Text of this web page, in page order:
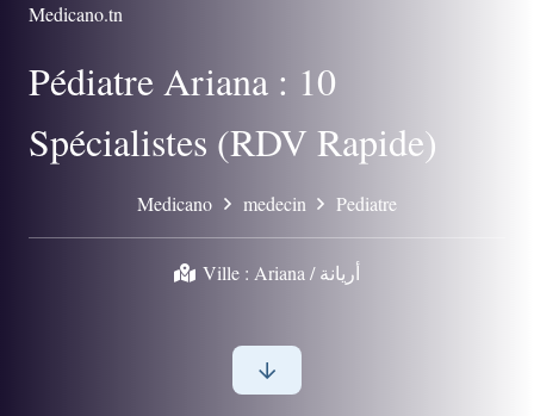
Medicano.tn
Pédiatre Ariana : 10
Spécialistes (RDV Rapide)
Medicano medecin Pediatre
Ville : Ariana / أريانة